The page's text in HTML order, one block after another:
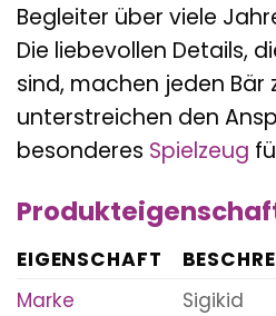
Begleiter über viele
Die liebevollen Details,
sind, machen jeden Bär
unterstreichen den
besonderes Spielzeug
EIGENSCHAFT
Marke
Sigikid